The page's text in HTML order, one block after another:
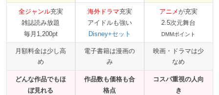
全ジャンル充実
雑誌読み放題
毎月1,200pt
海外ドラマ充実
アイドルも強い
Disney+セット
アニメが充実
2.5次元舞台
DMMポイント
月額料金は少し高
め
電子書籍は漫画の
み
映画・ドラマは少
なめ
どんな作品でもほ
ぼ見れる
作品数も価格も合
格点
コスパ重視の人向
き